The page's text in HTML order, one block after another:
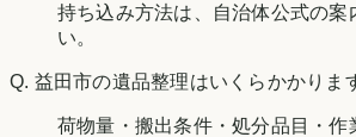
持ち込み方法は、自治体公式の案
い。
Q. 益田市の遺品整理はいくらかかりま
荷物量・搬出条件・処分品目・作